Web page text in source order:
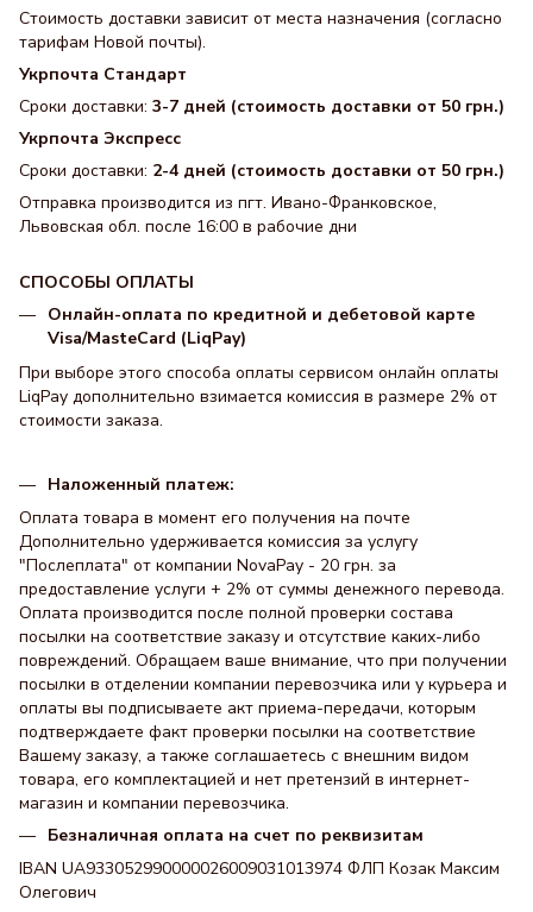
Стоимость доставки зависит от места назначения (согласно
тарифам Новой почты).
Укрпочта Стандарт
Сроки доставки: 3-7 дней (стоимость доставки от 50 грн.)
Укрпочта Экспресс
Сроки доставки: 2-4 дней (стоимость доставки от 50 грн.)
Отправка производится из пгт. Ивано-Франковское,
Львовская обл. после 16:00 в рабочие дни
СПОСОБЫ ОПЛАТЫ
Онлайн-оплата по кредитной и дебетовой карте
Visa/MasteCard (LiqPay)
При выборе этого способа оплаты сервисом онлайн оплаты
LiqPay дополнительно взимается комиссия в размере 2% от
стоимости заказа.
Наложенный платеж:
Оплата товара в момент его получения на почте
Дополнительно удерживается комиссия за услугу
"Послеплата" от компании NovaPay - 20 грн. за
предоставление услуги + 2% от суммы денежного перевода.
Оплата производится после полной проверки состава
посылки на соответствие заказу и отсутствие каких-либо
повреждений. Обращаем ваше внимание, что при получении
посылки в отделении компании перевозчика или у курьера и
оплаты вы подписываете акт приема-передачи, которым
подтверждаете факт проверки посылки на соответствие
Вашему заказу, а также соглашаетесь с внешним видом
товара, его комплектацией и нет претензий в интернет-
магазин и компании перевозчика.
Безналичная оплата на счет по реквизитам
IBAN UA933052990000026009031013974 ФЛП Козак Максим
Олегович